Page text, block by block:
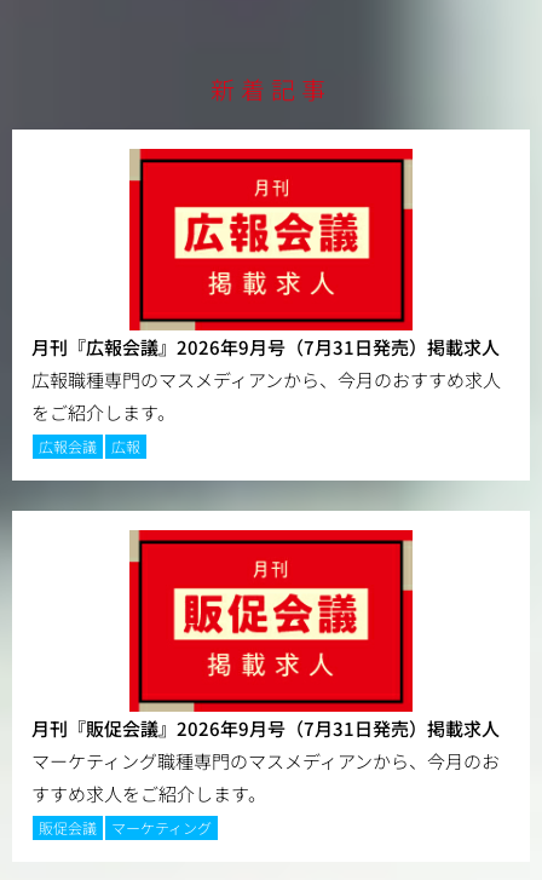
新着記事
月刊『広報会議』2026年9月号（7月31日発売）掲載求人
広報職種専門のマスメディアンから、今月のおすすめ求人
をご紹介します。
広報会議 広報
月刊『販促会議』2026年9月号（7月31日発売）掲載求人
マーケティング職種専門のマスメディアンから、今月のお
すすめ求人をご紹介します。
販促会議 マーケティング